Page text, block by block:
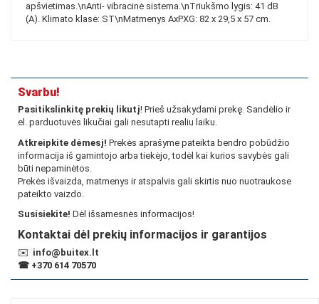
apšvietimas.\nAnti- vibracinė sistema.\nTriukšmo lygis: 41 dB
(A). Klimato klasė: ST\nMatmenys AxPXG: 82 x 29,5 x 57 cm.
Svarbu!
Pasitikslinkitę prekių likutį! Prieš užsakydami prekę. Sandėlio ir
el. parduotuvės likučiai gali nesutapti realiu laiku.
Atkreipkite dėmesį! Prekės aprašyme pateikta bendro pobūdžio
informacija iš gamintojo arba tiekėjo, todėl kai kurios savybės gali
būti nepaminėtos.
Prekės išvaizda, matmenys ir atspalvis gali skirtis nuo nuotraukose
pateikto vaizdo.
Susisiekite! Dėl išsamesnės informacijos!
Kontaktai dėl prekių informacijos ir garantijos
✉️ info@buitex.lt
☎ +370 614 70570